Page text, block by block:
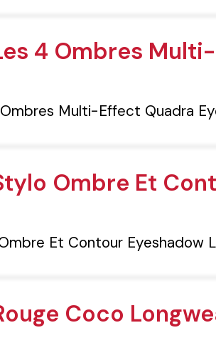
4 Ombres
Multi-Effect Quadra
Ombre Et
Et Contour Eyeshadow
Coco